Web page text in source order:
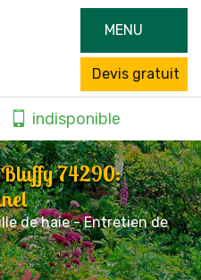
MENU
Devis gratuit
indisponible
74290:
de haie - Entretien de